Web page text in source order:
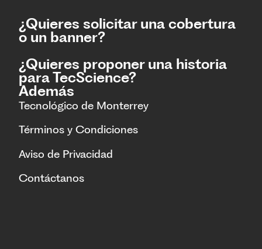
¿Quieres solicitar una cobertura
o un banner?
¿Quieres proponer una historia
para TecScience?
Además
Tecnológico de Monterrey
Términos y Condiciones
Aviso de Privacidad
Contáctanos